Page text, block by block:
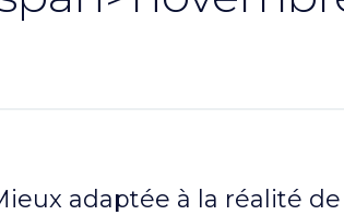
adaptée à la réalité de